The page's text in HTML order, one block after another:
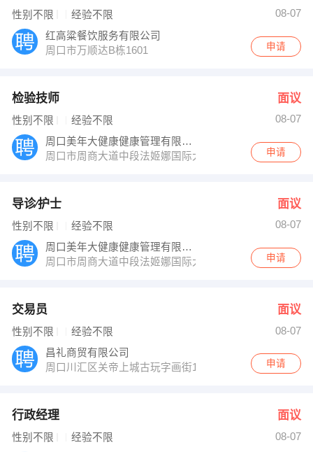
性别不限 经验不限
08-07
红高粱餐饮服务有限公司
周口市万顺达B栋1601
申请
检验技师 面议
性别不限 经验不限
08-07
周口美年大健康健康管理有限公司
周口市周商大道中段法姬娜国际大酒店对面
申请
导诊∕护士 面议
性别不限 经验不限
08-07
周口美年大健康健康管理有限公司
周口市周商大道中段法姬娜国际大酒店对面
申请
交易员 面议
性别不限 经验不限
08-07
昌礼商贸有限公司
周口川汇区关帝上城古玩字画街17号
申请
行政经理 面议
性别不限 经验不限
08-07